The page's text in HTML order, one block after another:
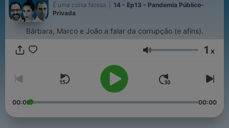
É uma coisa Nossa
14 - Ep13 - Pandemia Público-
Privada
Bárbara, Marco e João a falar da corrupção (e afins).
Volume 1 x
00:00 00:00